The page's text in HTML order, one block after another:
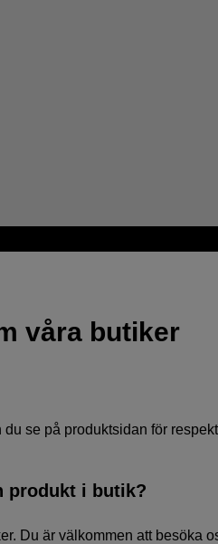
våra butiker
se på produktsidan för
produkt i butik?
Du är välkommen att besöka